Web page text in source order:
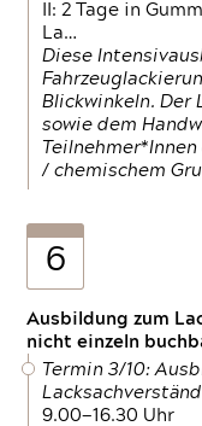
II: 2 Tage in
La…
Diese
Blickwinkeln. Der
sowie dem
/ chemischem
6
Ausbildung zum
nicht einzeln
Termin 3/10:
9.00—16.30 Uhr